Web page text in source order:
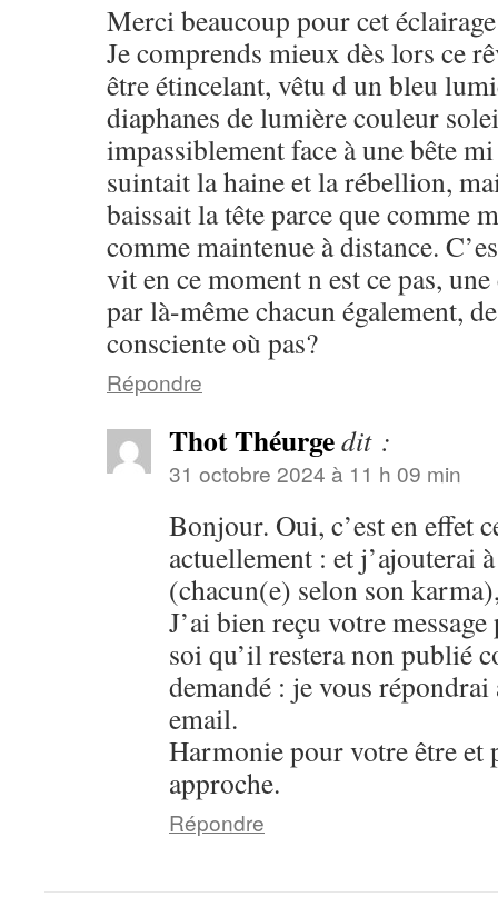
Merci beaucoup pour cet
Je comprends mieux dès lors ce
être étincelant, vêtu d un bleu
diaphanes de lumière couleur
impassiblement face à une bête
suintait la haine et la rébellion,
baissait la tête parce que comme
comme maintenue à distance.
vit en ce moment n est ce pas,
par là-même chacun également,
consciente où pas?
Répondre
Thot Théurgedit :
31 octobre 2024 à 11 h 09 min
Bonjour. Oui, c’est en effet
actuellement : et j’ajouterai
(chacun(e) selon son
J’ai bien reçu votre
soi qu’il restera non publié
demandé : je vous
email.
Harmonie pour votre être et
approche.
Répondre